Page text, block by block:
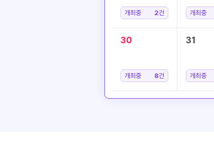
개최중 2건 개최중
30
개최중 8건
31
개최중